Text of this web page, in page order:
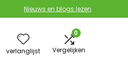
Nieuws en blogs lezen
verlanglijst
0
Vergelijken